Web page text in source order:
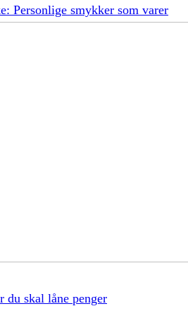
Personlige smykker som varer
du skal låne penger